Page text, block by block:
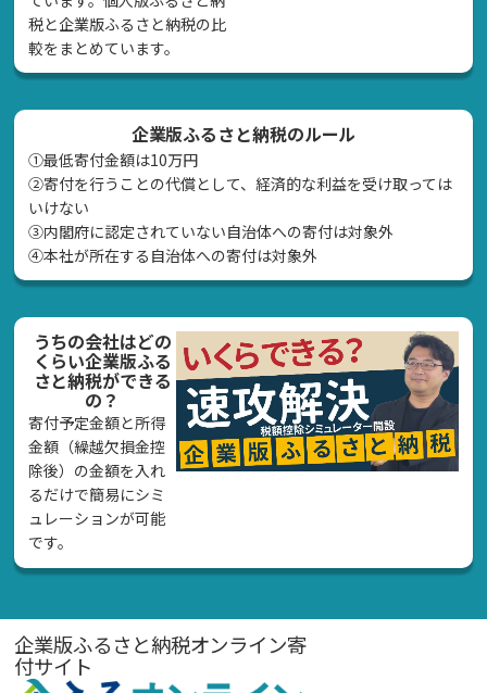
税と企業版ふるさと納税の比
較をまとめています。
企業版ふるさと納税のルール
①最低寄付金額は10万円
②寄付を行うことの代償として、経済的な利益を受け取っては
いけない
➂内閣府に認定されていない自治体への寄付は対象外
④本社が所在する自治体への寄付は対象外
うちの会社はどの
くらい企業版ふる
さと納税ができる
の？
寄付予定金額と所得
金額（繰越欠損金控
除後）の金額を入れ
るだけで簡易にシミ
ュレーションが可能
です。
企業版ふるさと納税オンライン寄
付サイト